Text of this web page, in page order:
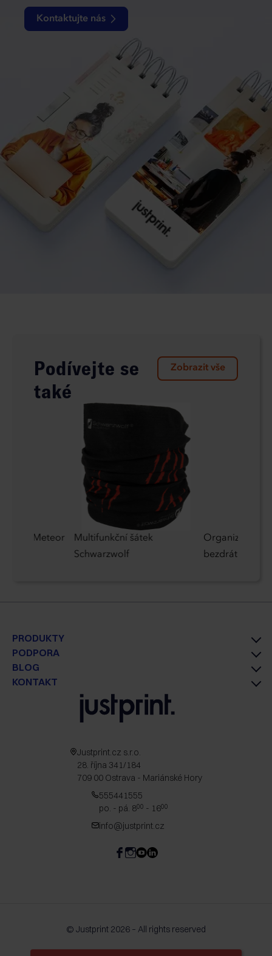
Kontaktujte nás
Podívejte se
také
Zobrazit vše
Meteor
Multifunkční šátek
Schwarzwolf
Organizér na
bezdrátovou
PRODUKTY
PODPORA
BLOG
KONTAKT
Justprint.cz s.r.o.
28. října 341/184
709 00 Ostrava - Mariánské Hory
555441555
po. - pá. 800 - 1600
info@justprint.cz
© Justprint 2026 – All rights reserved